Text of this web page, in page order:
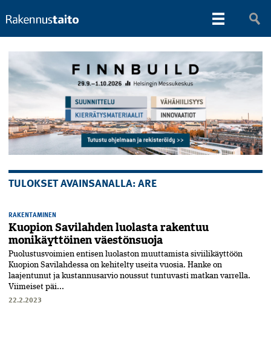
TULOKSET AVAINSANALLA: ARE
RAKENTAMINEN
Kuopion Savilahden luolasta rakentuu
monikäyttöinen väestönsuoja
Puolustusvoimien entisen luolaston muuttamista siviilikäyttöön
Kuopion Savilahdessa on kehitelty useita vuosia. Hanke on
laajentunut ja kustannusarvio noussut tuntuvasti matkan varrella.
Viimeiset päi...
22.2.2023